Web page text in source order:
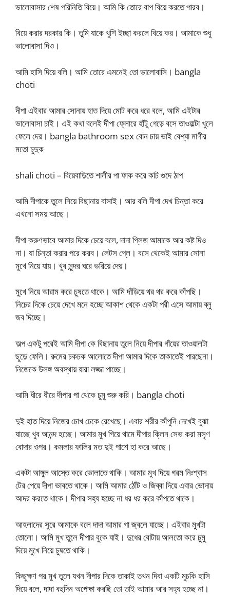
ভালোবাসার শেষ পরিনিতি বিয়ে। আমি কি তোরে বাপ বিয়ে করতে পারব।
বিয়ে করার দরকার কি। তুমি যাকে খুশি ইচ্ছা করলে বিয়ে কর। আমাকে শুধু
ভালোবাসা দিও।
আমি হাসি দিয়ে বলি। আমি তোরে এমনেই তো ভালোবাসি। bangla
choti
দীপা এইবার আমার সোনায় হাত দিয়ে মোট করে ধরে বলে, আমি এইটার
ভালোবাসা চাই। এই কথা বলেই দীপা ফ্লোরে হাঁটু গেড়ে বসে তাওয়াল্টা খুলে
ফেলে দেয়। bangla bathroom sex বোন চায় ভাই বেশ্যা মাগীর
মতো চুদুক
shali choti – বিয়েবাড়িতে শালীর পা ফাক করে কচি গুদে ঠাপ
আমি দীপাকে তুলে নিয়ে বিছানায় বাসাই। আর বলি দীপা দেখ চিন্তা করে
এখনো সময় আছে।
দীপা করুণভাবে আমার দিকে চেয়ে বলে, দাদা প্লিজ আমাকে আর কষ্ট দিও
না। যা চিন্তা করার পরে করব। লেটস প্লে। বসে থেকেই আমার সোনা
মুখে নিয়ে যায়। খুব সুন্দর ঘরে ভরিয়ে দেয়।
মুখে নিয়ে আরাম করে চুষতে থাকে। আমি দাঁড়িয়ে থর থর করে কাঁপছি।
নিচের দিকে চেয়ে দেখে মনে হচ্ছে আকাশ থেকে একটা পরী এসে আমায় ব্লু
জব দিচ্ছে।
অল্প একটু পরেই আমি দীপা কে বিছানায় তুলে নিয়ে দীপার গাঁয়ের তাওয়ালটা
ছুড়ে ফেলি। রুমের চকচক আলোতে দীপা আমার দিকে তাকাতেই পারছেনা।
নিজেকে উলঙ্গ অবস্থায় যারা লজ্জা পাচ্ছে।
আমি ধীরে ধীরে দীপার পা থেকে চুমু শুরু করি। bangla choti
দুই হাত দিয়ে নিজের চোখ ঢেকে রেখেছে। এবার শরীর কাঁপুনি দেখেই বুঝা
যাচ্ছে খুব আনন্দ হচ্ছে। আমার মুখ গিয়ে থামে দীপার ক্লিন সেভ করা মসৃণ
বোদার ওপর। কমলার ফালির মত দুই পাশে হা করে আছে।
একটা আঙ্গুল আস্তে করে ভোলাতে থাকি। আমার মুখ দিয়ে গরম নিঃশ্বাস
টের পেয়ে দীপা ভাবতে থাকে। আমি আমার ঠোঁট ও জিব্বা দিয়ে এবার ভোদায়
আদর করতে থাকে। দীপার সহ্য হচ্ছে না ধর ধর করে কাঁপতে থাকে।
আহলাদের সুরে আমাকে বলে দাদা আমার গা জ্বলে যাচ্ছে। এইবার মুখটা
তোলো। আমি মুখ তুলে দীপার বুকে যাই। দুধের বোটায় আলতো করে চুমু
দিয়ে মুখে নিয়ে চুষতে থাকি।
কিছুক্ষণ পর মুখ তুলে যখন দীপার দিকে তাকাই তখন দিবা একটি মুচকি হাসি
দিয়ে বলে, দাদা বহুদিন অপেক্ষা করছি তো তাই আমার আর সহ্য হচ্ছে না।